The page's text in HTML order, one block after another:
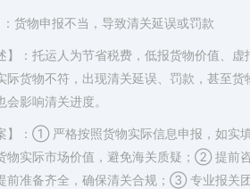
货物申报不当，导致清关延误或罚款
】：托运人为节省税费，低报货物价值、
际货物不符，出现清关延误、罚款，甚至
会影响清关进度。
】：① 严格按照货物实际信息申报，如实
物实际市场价值，避免海关质疑；② 提前
前准备齐全，确保清关合规；③ 专业报关